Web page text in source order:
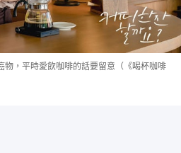
物，平時愛飲咖啡的話要留意（《喝杯咖啡